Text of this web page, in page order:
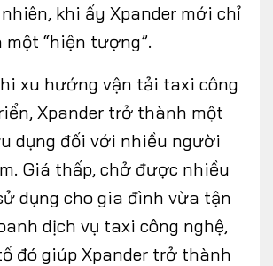
khi ấy Xpander mới chỉ
“hiện tượng”.
xu hướng vận tải taxi công
Xpander trở thành một
dụng đối với nhiều người
Giá thấp, chở được nhiều
dụng cho gia đình vừa tận
dịch vụ taxi công nghệ,
đó giúp Xpander trở thành